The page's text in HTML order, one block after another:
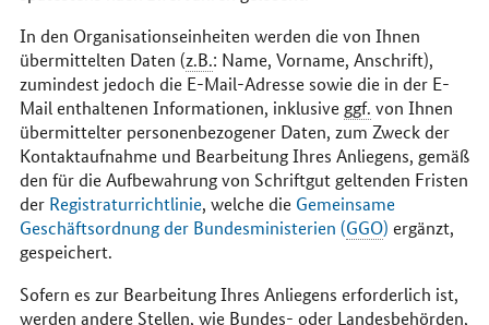
In den Organisationseinheiten werden die von Ihnen
übermittelten Daten (z.B.: Name, Vorname, Anschrift),
zumindest jedoch die E-Mail-Adresse sowie die in der E-
Mail enthaltenen Informationen, inklusive ggf. von Ihnen
übermittelter personenbezogener Daten, zum Zweck der
Kontaktaufnahme und Bearbeitung Ihres Anliegens, gemäß
den für die Aufbewahrung von Schriftgut geltenden Fristen
der Registraturrichtlinie, welche die Gemeinsame
Geschäftsordnung der Bundesministerien (GGO) ergänzt,
gespeichert.
Sofern es zur Bearbeitung Ihres Anliegens erforderlich ist,
werden andere Stellen, wie Bundes- oder Landesbehörden,